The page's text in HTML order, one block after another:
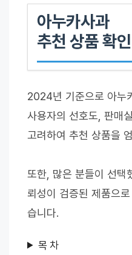
아누카사과
추천 상품 확인
2024년 기준으로 아누
사용자의 선호도, 판매
고려하여 추천 상품을
또한, 많은 분들이 선택
뢰성이 검증된 제품으
습니다.
목 차